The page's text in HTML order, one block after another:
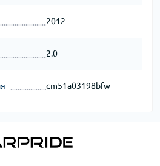
2012
2.0
cm51a03198bfw